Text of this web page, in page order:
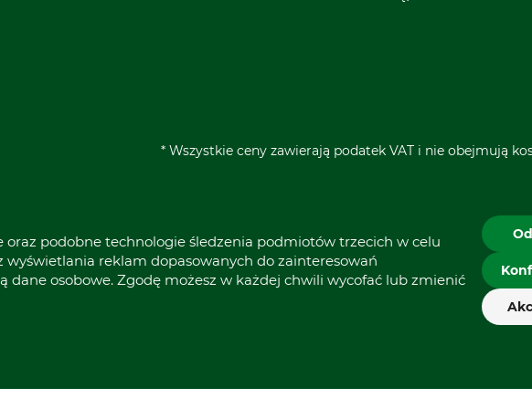
* Wszystkie ceny zawierają podatek VAT i nie obejmują
podobne technologie śledzenia podmiotów trzecich w celu
wyświetlania reklam dopasowanych do zainteresowań
dane osobowe. Zgodę możesz w każdej chwili wycofać lub zmienić